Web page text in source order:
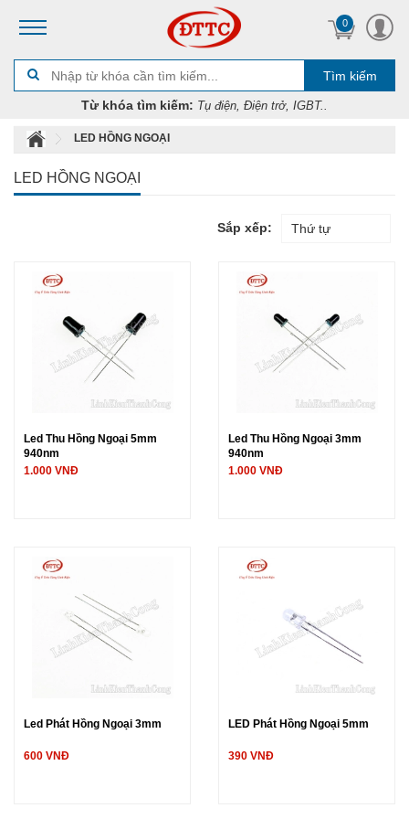
0
Tìm kiếm
Từ khóa tìm kiếm: Tụ điện, Điện trở, IGBT..
LED HỒNG NGOẠI
LED HỒNG NGOẠI
Sắp xếp: Thứ tự
Led Thu Hồng Ngoại 5mm
940nm
1.000 VNĐ
Led Thu Hồng Ngoại 3mm
940nm
1.000 VNĐ
Led Phát Hồng Ngoại 3mm
600 VNĐ
LED Phát Hồng Ngoại 5mm
390 VNĐ